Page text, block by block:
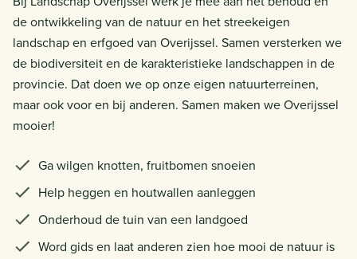
de ontwikkeling van de natuur en het streekeigen
landschap en erfgoed van Overijssel. Samen versterken we
de biodiversiteit en de karakteristieke landschappen in de
provincie. Dat doen we op onze eigen natuurterreinen,
maar ook voor en bij anderen. Samen maken we Overijssel
mooier!
Ga wilgen knotten, fruitbomen snoeien
Help heggen en houtwallen aanleggen
Onderhoud de tuin van een landgoed
Word gids en laat anderen zien hoe mooi de natuur is